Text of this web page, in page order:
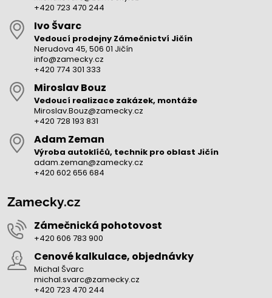
+420 723 470 244
Ivo Švarc
Vedoucí prodejny Zámečnictví Jičín
Nerudova 45, 506 01 Jičín
info@zamecky.cz
+420 774 301 333
Miroslav Bouz
Vedoucí realizace zakázek, montáže
Miroslav.Bouz@zamecky.cz
+420 728 193 831
Adam Zeman
Výroba autoklíčů, technik pro oblast Jičín
adam.zeman@zamecky.cz
+420 602 656 684
Zamecky.cz
Zámečnická pohotovost
+420 606 783 900
Cenové kalkulace, objednávky
Michal Švarc
michal.svarc@zamecky.cz
+420 723 470 244